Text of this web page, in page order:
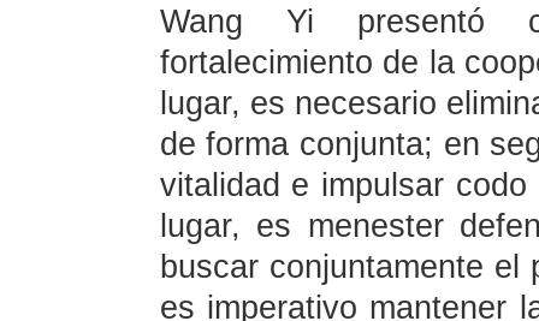
Wang Yi presentó
fortalecimiento de la
lugar, es necesario
de forma conjunta; en
vitalidad e impulsar
lugar, es menester
buscar conjuntamente
es imperativo mantener